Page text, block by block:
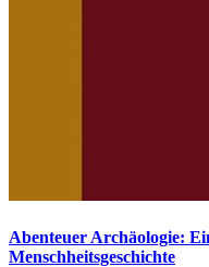
Abenteuer Archäologie:
Menschheitsgeschichte